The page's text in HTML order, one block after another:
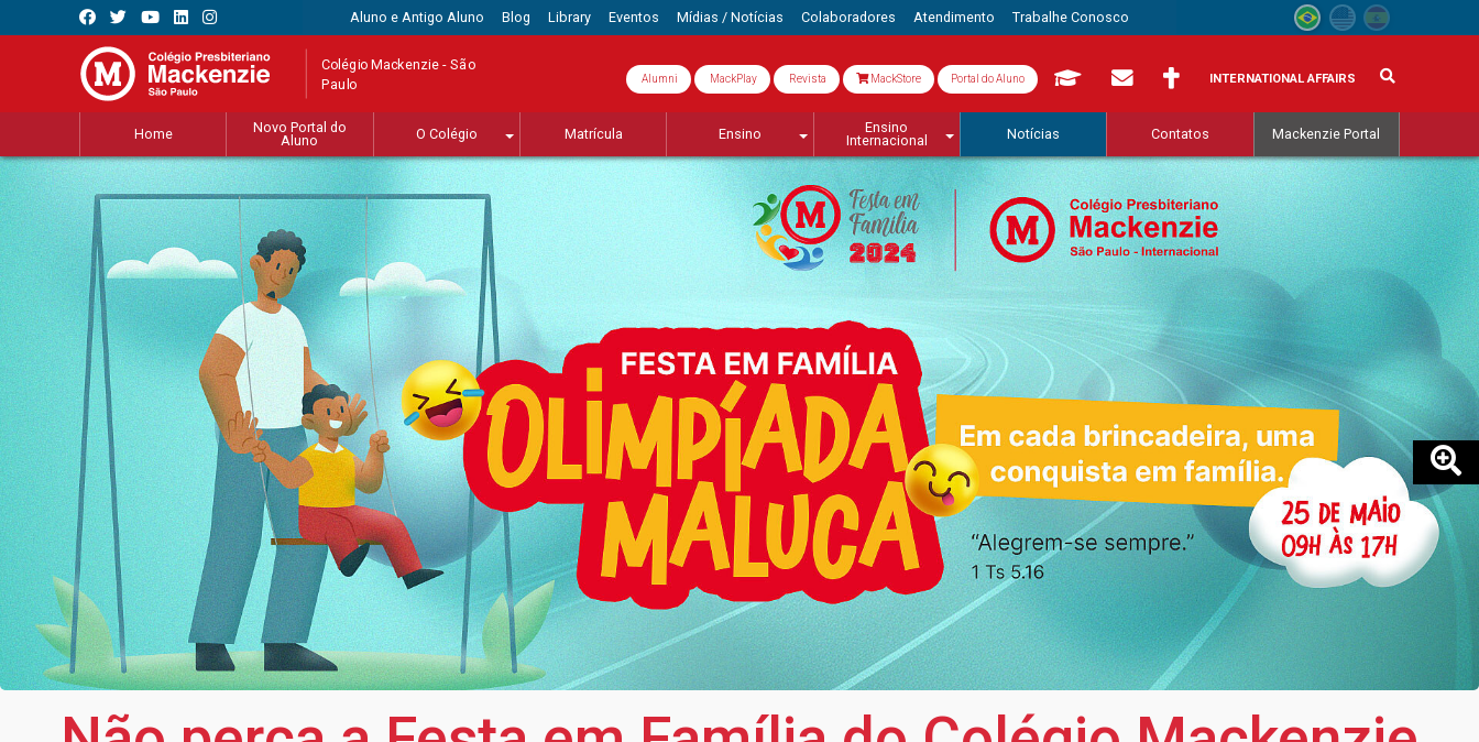
Aluno e Antigo Aluno Blog Library Eventos Mídias / Notícias Colaboradores Atendimento Trabalhe Conosco
Colégio Mackenzie - São
Paulo Alumni MackPlay Revista MackStore Portal do Aluno INTERNATIONAL AFFAIRS
Home
Novo Portal do
Aluno
O Colégio Matrícula Ensino
Ensino
Internacional
Notícias Contatos Mackenzie Portal